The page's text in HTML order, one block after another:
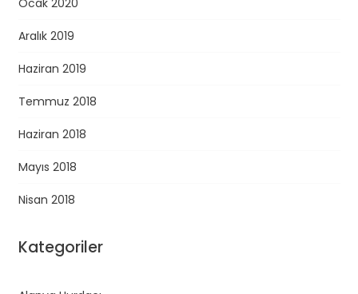
Aralık 2019
Haziran 2019
Temmuz 2018
Haziran 2018
Mayıs 2018
Nisan 2018
Kategoriler